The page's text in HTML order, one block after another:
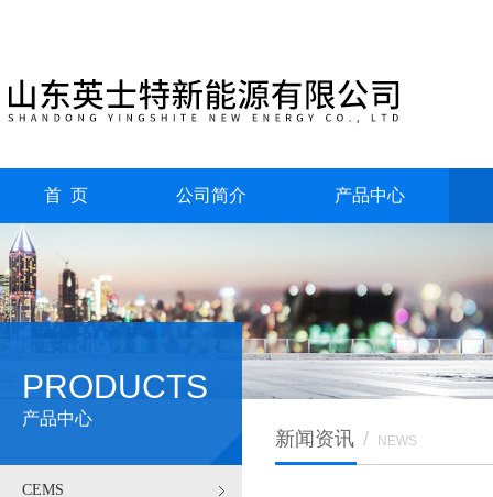
首 页 公司简介 产品中心
PRODUCTS
产品中心
CEMS
新闻资讯 / NEWS